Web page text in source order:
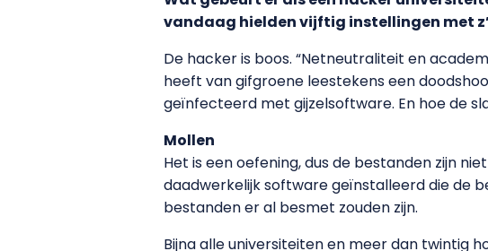
vandaag hielden vijftig instellingen met
De hacker is boos. “Netneutraliteit en
heeft van gifgroene leestekens een
geïnfecteerd met gijzelsoftware. En hoe de
Mollen
Het is een oefening, dus de bestanden zijn
daadwerkelijk software geïnstalleerd die de
bestanden er al besmet zouden zijn.
Bijna alle universiteiten en meer dan twintig